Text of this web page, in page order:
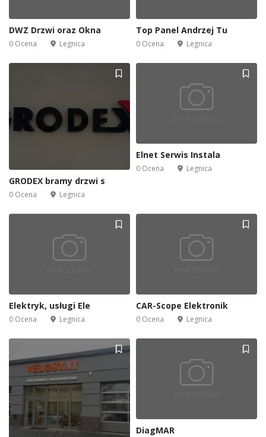
DWZ Drzwi oraz Okna
0 Ocena Legnica
Top Panel Andrzej Tu
0 Ocena Legnica
GRODEX bramy drzwi s
0 Ocena Legnica
Elnet Serwis Instala
0 Ocena Legnica
Elektryk, usługi Ele
0 Ocena Legnica
CAR-Scope Elektronik
0 Ocena Legnica
DiagMAR